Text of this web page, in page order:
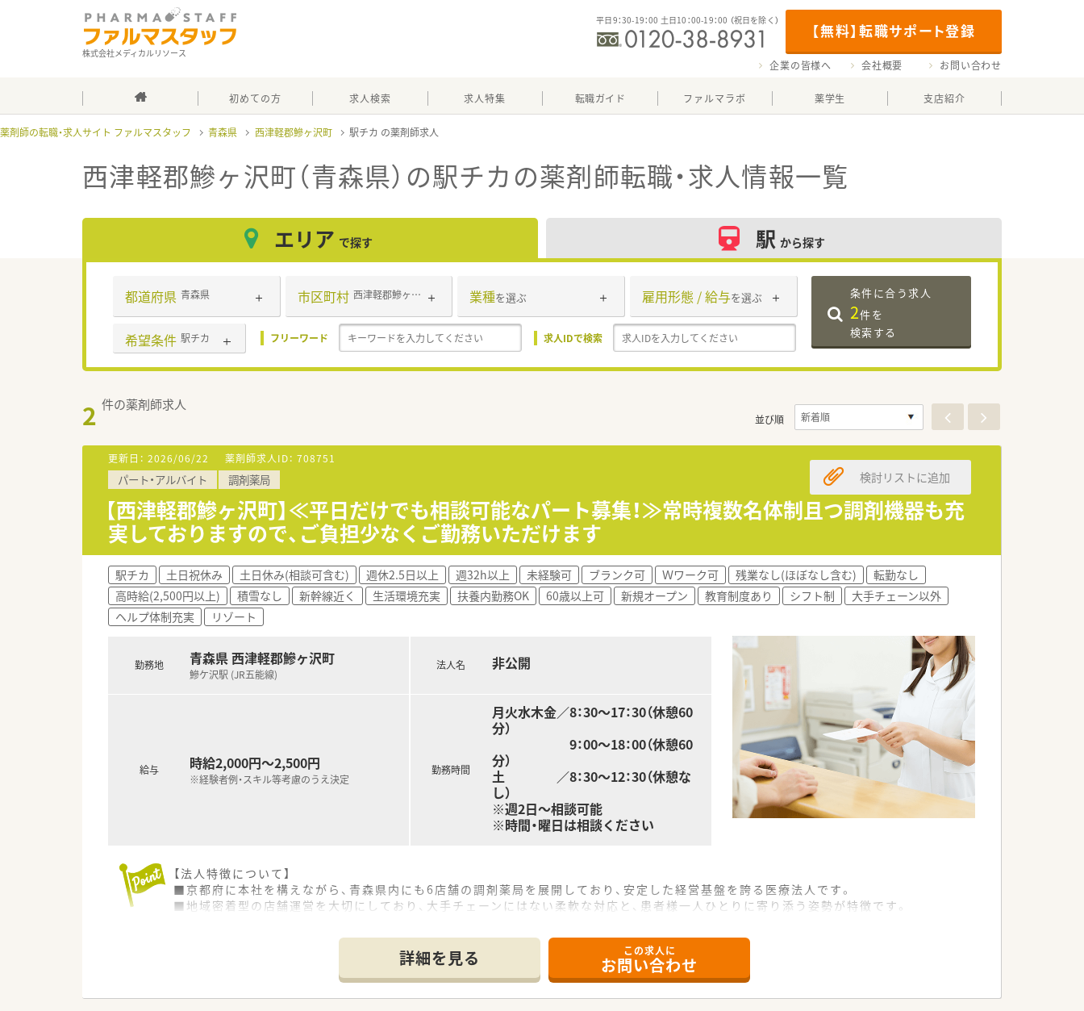
株式会社メディカルリソース
【無料】転職サポート登録
平日9：30-19：00 土日10：00-19：00 （祝日を除く）
企業の皆様へ 会社概要 お問い合わせ
初めての方 求人検索 求人特集 転職ガイド ファルマラボ 薬学生 支店紹介
薬剤師の転職・求人サイト ファルマスタッフ 青森県 西津軽郡鰺ヶ沢町 駅チカ
西津軽郡鰺ヶ沢町（青森県）の駅チカの薬剤師転職・求人情報一覧
エリア で探す 駅 から探す
都道府県 青森県 市区町村 西津軽郡鰺ヶ沢町 業種を選ぶ 雇用形態 / 給与を選ぶ
希望条件 駅チカ フリーワード 求人IDで検索
条件に合う求人
2件を
検索する
2 件の薬剤師求人
並び順
更新日： 2026/06/22 薬剤師求人ID： 708751
パート・アルバイト 調剤薬局
【西津軽郡鰺ヶ沢町】≪平日だけでも相談可能なパート募集！≫常時複数名体制且つ調剤機器も充
実しておりますので、ご負担少なくご勤務いただけます
検討リストに追加
駅チカ 土日祝休み 土日休み(相談可含む) 週休2.5日以上 週32h以上 未経験可 ブランク可 Ｗワーク可 残業なし(ほぼなし含む)
転勤なし
高時給(2,500円以上)
積雪なし 新幹線近く 生活環境充実 扶養内勤務OK 60歳以上可 新規オープン 教育制度あり シフト制
大手チェーン以外
ヘルプ体制充実
リゾート
勤務地 青森県 西津軽郡鰺ヶ沢町
鰺ケ沢駅 (JR五能線)
給与 時給2,000円～2,500円
※経験者例・スキル等考慮のうえ決定
法人名 非公開
勤務時間
月火水木金／8：30～17：30（休憩60
分）
9：00～18：00（休憩60
分）
土 ／8：30～12：30（休憩な
し）
※週2日～相談可能
※時間・曜日は相談ください
【法人特徴について】
■京都府に本社を構えながら、青森県内にも6店舗の調剤薬局を展開しており、安定した経営基盤を誇る医療法人です。
■地域密着型の店舗運営を大切にしており、大手チェーンにはない柔軟な対応と、患者様一人ひとりに寄り添う姿勢が特徴です。
■JR五能線の鰺ケ沢駅から徒歩13分ほどの場所に位置しており、お車での通勤も可能な利便性の高い環境が整っています。
■近隣の総合病院から内科や外科を含む多科目の処方箋を応需しており、幅広い知識を習得することが可能です。
■薬剤師複数名体制で業務を分担しており、事務スタッフとの連携も円滑で、一人ひとりの負担が少ない体制を構築しています。
詳細を見る この求人に
お問い合わせ